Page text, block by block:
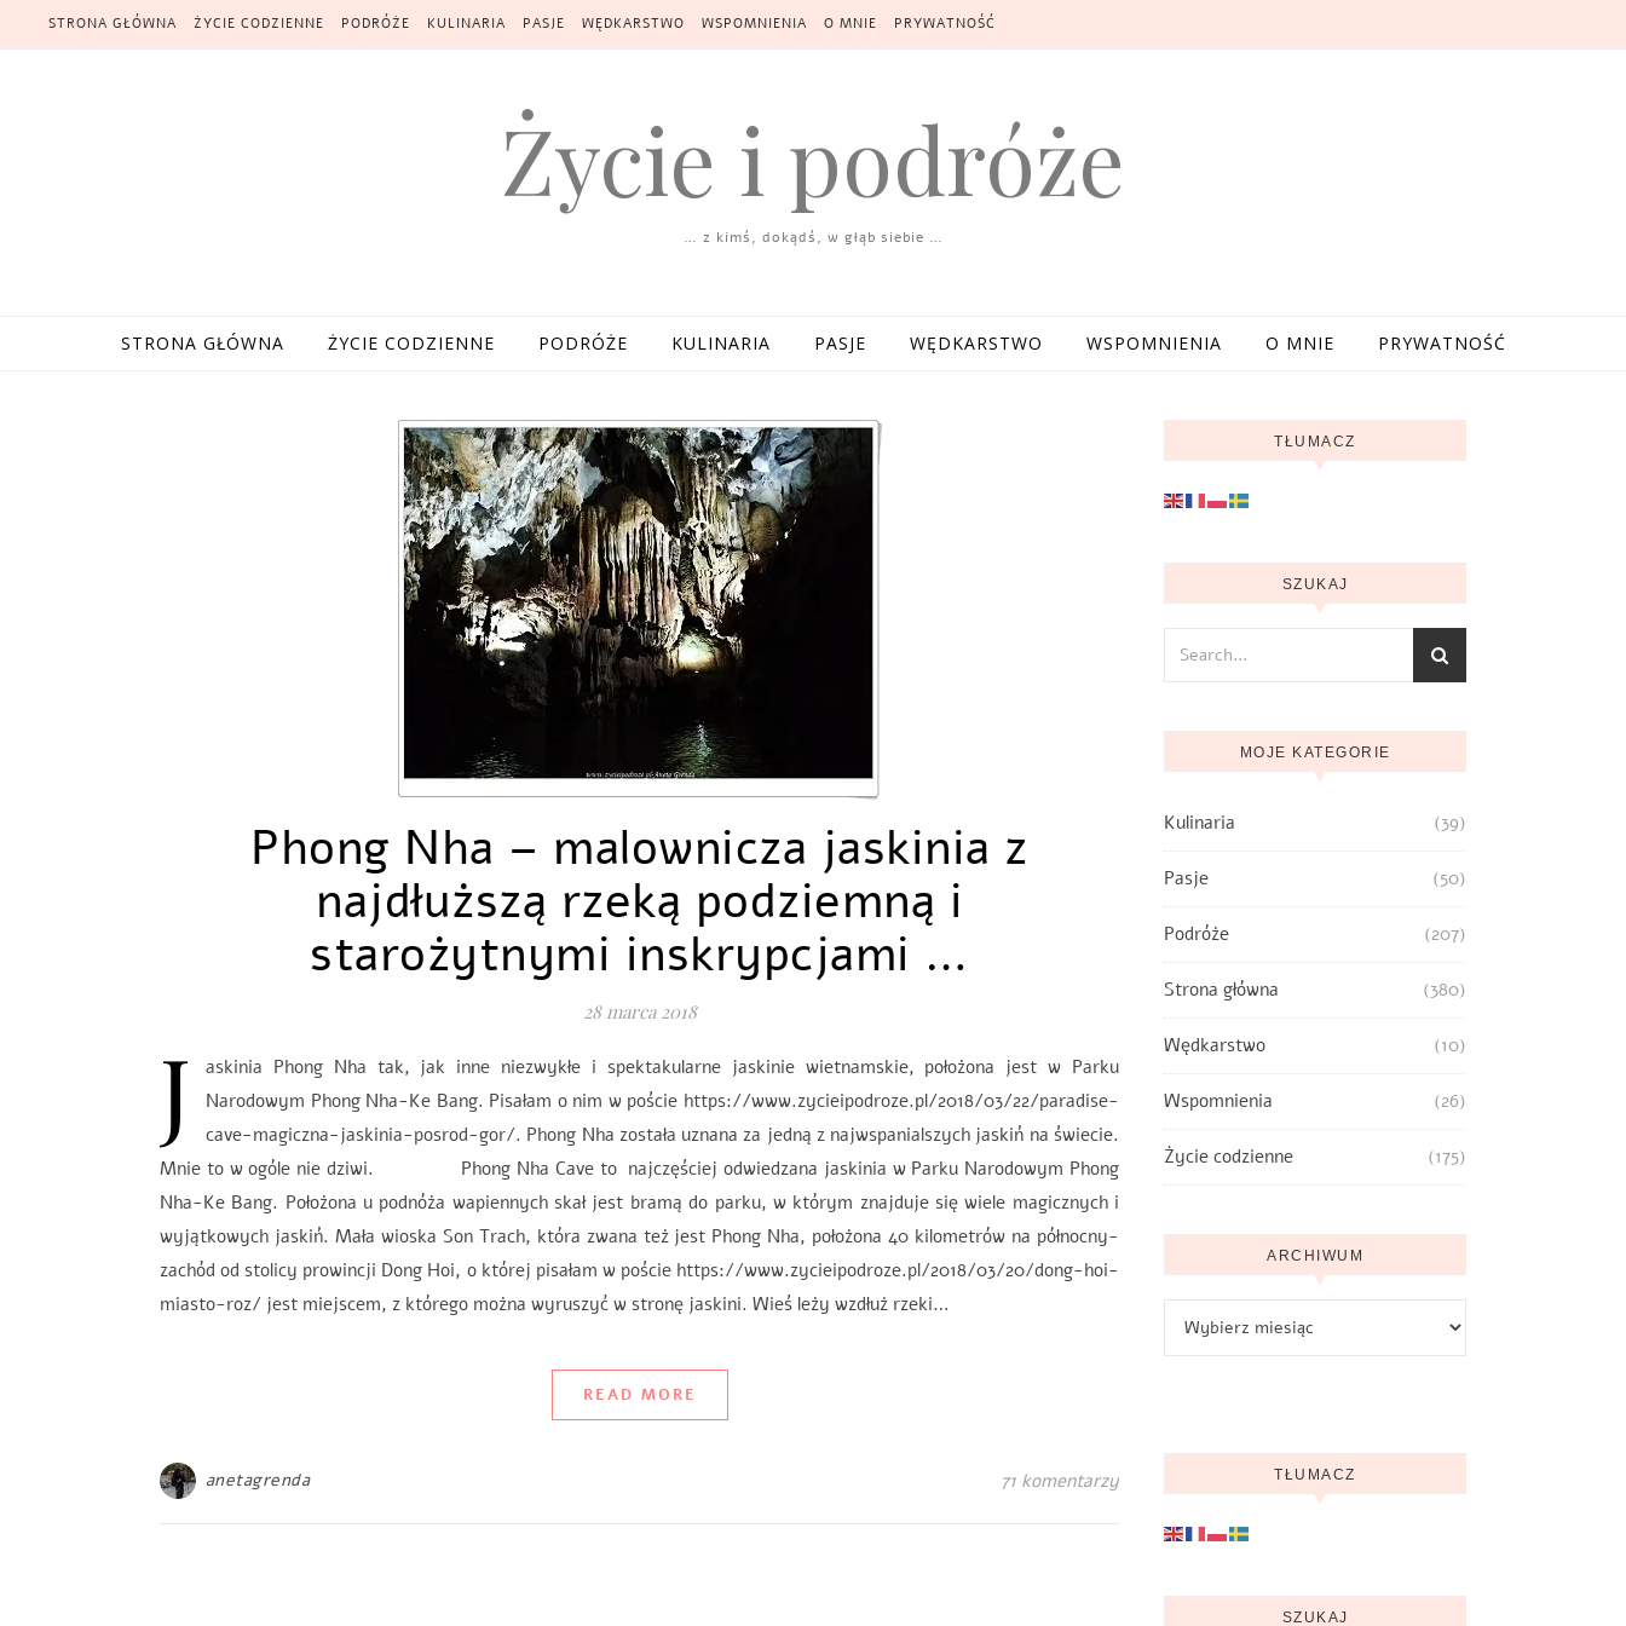
Skip to content
STRONA GŁÓWNA ŻYCIE CODZIENNE PODRÓŻE KULINARIA PASJE WĘDKARSTWO WSPOMNIENIA O MNIE PRYWATNOŚĆ
Życie i podróże
… z kimś, dokądś, w głąb siebie …
STRONA GŁÓWNA ŻYCIE CODZIENNE PODRÓŻE KULINARIA PASJE WĘDKARSTWO WSPOMNIENIA O MNIE PRYWATNOŚĆ
Phong Nha – malownicza jaskinia z
najdłuższą rzeką podziemną i
starożytnymi inskrypcjami …
28 marca 2018
J
askinia Phong Nha tak, jak inne niezwykłe i spektakularne jaskinie wietnamskie, położona jest w Parku
Narodowym Phong Nha-Ke Bang. Pisałam o nim w poście https://www.zycieipodroze.pl/2018/03/22/paradise-
cave-magiczna-jaskinia-posrod-gor/. Phong Nha została uznana za jedną z najwspanialszych jaskiń na świecie.
Mnie to w ogóle nie dziwi. Phong Nha Cave to najczęściej odwiedzana jaskinia w Parku Narodowym Phong
Nha-Ke Bang. Położona u podnóża wapiennych skał jest bramą do parku, w którym znajduje się wiele magicznych i
wyjątkowych jaskiń. Mała wioska Son Trach, która zwana też jest Phong Nha, położona 40 kilometrów na północny-
zachód od stolicy prowincji Dong Hoi, o której pisałam w poście https://www.zycieipodroze.pl/2018/03/20/dong-hoi-
miasto-roz/ jest miejscem, z którego można wyruszyć w stronę jaskini. Wieś leży wzdłuż rzeki…
READ MORE
anetagrenda 71 komentarzy
TŁUMACZ
SZUKAJ
MOJE KATEGORIE
Kulinaria (39)
Pasje (50)
Podróże (207)
Strona główna (380)
Wędkarstwo (10)
Wspomnienia (26)
Życie codzienne (175)
ARCHIWUM
TŁUMACZ
SZUKAJ